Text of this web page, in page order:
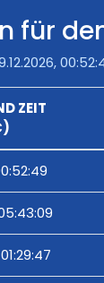
für
ZEIT